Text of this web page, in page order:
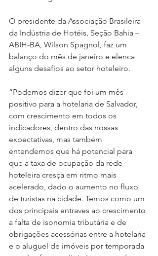
O presidente da Associação Brasileira
da Indústria de Hotéis, Seção Bahia –
ABIH-BA, Wilson Spagnol, faz um
balanço do mês de janeiro e elenca
alguns desafios ao setor hoteleiro.
“Podemos dizer que foi um mês
positivo para a hotelaria de Salvador,
com crescimento em todos os
indicadores, dentro das nossas
expectativas, mas também
entendemos que há potencial para
que a taxa de ocupação da rede
hoteleira cresça em ritmo mais
acelerado, dado o aumento no fluxo
de turistas na cidade. Temos como um
dos principais entraves ao crescimento
a falta de isonomia tributária e de
obrigações acessórias entre a hotelaria
e o aluguel de imóveis por temporada